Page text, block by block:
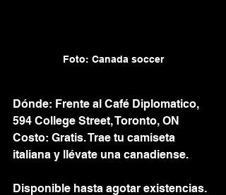
Foto: Canada soccer
Dónde: Frente al Café Diplomatico,
594 College Street, Toronto, ON
Costo: Gratis. Trae tu camiseta
italiana y llévate una canadiense.
Disponible hasta agotar existencias.